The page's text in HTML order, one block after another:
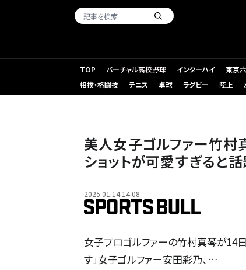
TOP バーチャル高校野球 インターハイ 東京
相撲・格闘技
テニス 卓球 ラグビー 陸上
美人女子ゴルファー竹村
ショットが可愛すぎると話
2025.01.14 14:08
女子プロゴルファーの竹村真琴が14日
す」女子ゴルファー安田彩乃、…